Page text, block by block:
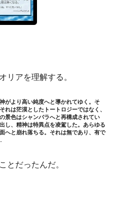
アを理解する。
がより高い純度へと導かれてゆく。そ
れは茫漠としたトートロジーではなく、
景色はシャンバラへと再構成されてい
し、精神は特異点を凌駕した。あらゆる
へと崩れ落ちる。それは無であり、有で
とだったんだ。